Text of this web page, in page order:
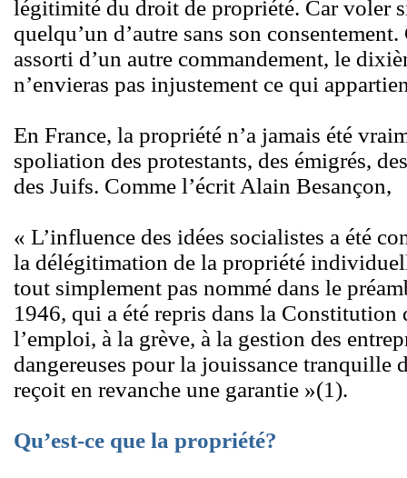
légitimité du droit de propriété. Car voler
quelqu’un d’autre sans son
assorti d’un autre commandement, le
n’envieras pas injustement ce qui
En France, la propriété n’a jamais été
spoliation des protestants, des émigrés,
des Juifs. Comme l’écrit Alain Besançon,
« L’influence des idées socialistes a été
la délégitimation de la propriété
tout simplement pas nommé dans le
1946, qui a été repris dans la
l’emploi, à la grève, à la gestion des
dangereuses pour la jouissance tranquille
reçoit en revanche une garantie »(1).
Qu’est-ce que la propriété?